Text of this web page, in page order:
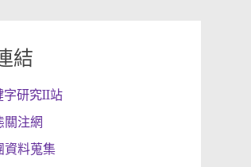
結
字研究II站
關注網
資料蒐集